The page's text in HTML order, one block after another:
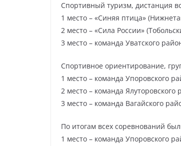
Спортивный туризм, дистанция
1 место – «Синяя птица»
2 место – «Сила России»
3 место – команда Уватского
Спортивное ориентирование,
1 место – команда Упоровского
2 место – команда Ялуторовского
3 место – команда Вагайского
По итогам всех соревнований
1 место – команда Упоровского